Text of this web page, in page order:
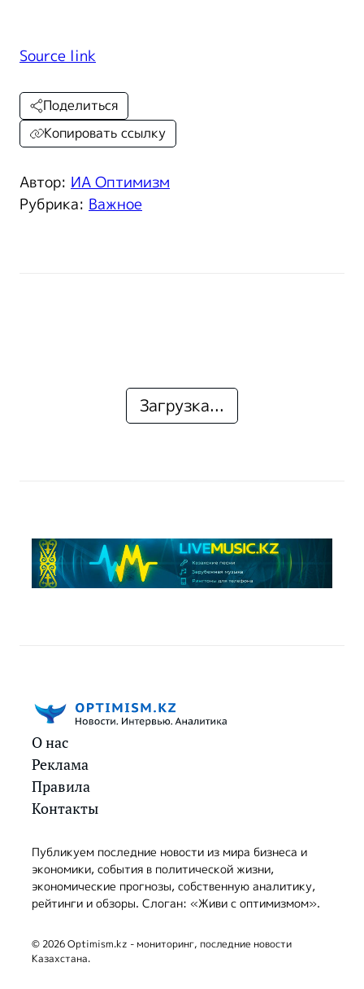
Source link
Автор: ИА Оптимизм
Рубрика: Важное
Поделиться
Копировать ссылку
Загрузка...
О нас
Реклама
Правила
Контакты
Публикуем последние новости из мира бизнеса и
экономики, события в политической жизни,
экономические прогнозы, собственную аналитику,
рейтинги и обзоры. Слоган: «Живи с оптимизмом».
© 2026 Optimism.kz - мониторинг, последние новости
Казахстана.